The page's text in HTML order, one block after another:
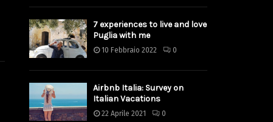
7 experiences to live and love
Puglia with me
10 Febbraio 2022 0
Airbnb Italia: Survey on
Italian Vacations
22 Aprile 2021 0